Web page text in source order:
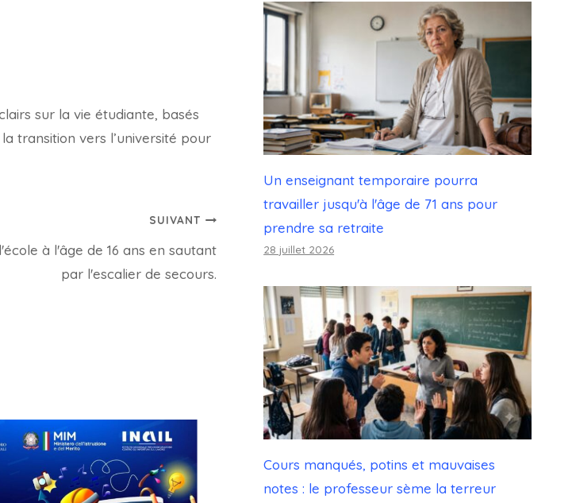
sur la vie étudiante, basés
transition vers l’université pour
SUIVANT
à l'âge de 16 ans en sautant
par l'escalier de secours.
Un enseignant temporaire pourra
travailler jusqu'à l'âge de 71 ans pour
prendre sa retraite
28 juillet 2026
Cours manqués, potins et mauvaises
notes : le professeur sème la terreur